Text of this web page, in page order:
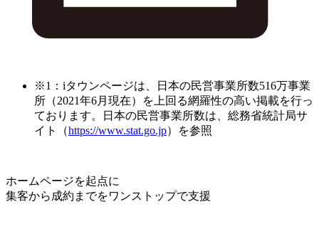
※1：iタウンページは、日本の民営事業所数516万事業
所（2021年6月現在）を上回る網羅性の高い掲載を行っ
ております。日本の民営事業所数は、総務省統計局サ
イト（https://www.stat.go.jp）を参照
ホームページを起点に
集客から成約までをワンストップで支援